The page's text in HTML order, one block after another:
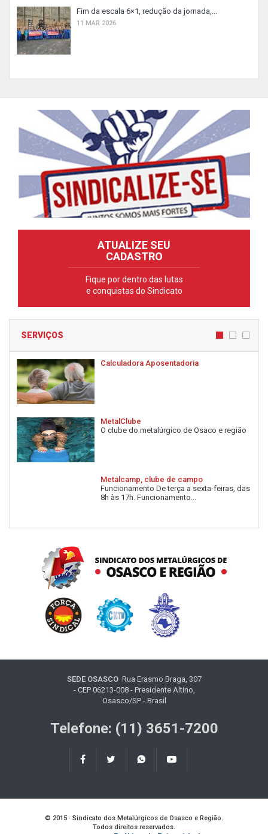
Fim da escala 6×1, redução da jornada,...
11 MAR 2026
ATUALIZE SEU
CADASTRO
Fique por dentro das lutas
e conquistas do Sindicato
SERVIÇOS
Calculadora Aposentadoria
MetalClube
O clube do metalúrgico de Osaco e região
Metalcamp, clube de campo
Funcionamento De terça a sexta-feiras, das
8h às 17h. Funcionamento...
SEDE OSASCORua Erasmo Braga, 307
- CEP 06213-008 - Presidente Altino,
Osasco/SP - Brasil
Telefone: (11) 3651-7200
© 2015 · Sindicato dos Metalúrgicos de Osasco e Região.
Todos direitos reservados.